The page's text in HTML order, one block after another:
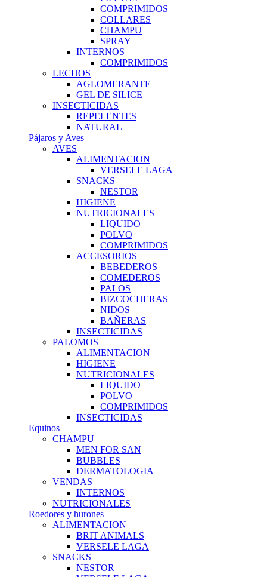
COMPRIMIDOS
COLLARES
CHAMPU
SPRAY
INTERNOS
COMPRIMIDOS
LECHOS
AGLOMERANTE
GEL DE SILICE
INSECTICIDAS
REPELENTES
NATURAL
Pájaros y Aves
AVES
ALIMENTACION
VERSELE LAGA
SNACKS
NESTOR
HIGIENE
NUTRICIONALES
LIQUIDO
POLVO
COMPRIMIDOS
ACCESORIOS
BEBEDEROS
COMEDEROS
PALOS
BIZCOCHERAS
NIDOS
BAÑERAS
INSECTICIDAS
PALOMOS
ALIMENTACION
HIGIENE
NUTRICIONALES
LIQUIDO
POLVO
COMPRIMIDOS
INSECTICIDAS
Equinos
CHAMPU
MEN FOR SAN
BUBBLES
DERMATOLOGIA
VENDAS
INTERNOS
NUTRICIONALES
Roedores y hurones
ALIMENTACION
BRIT ANIMALS
VERSELE LAGA
SNACKS
NESTOR